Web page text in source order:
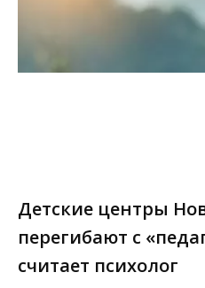
Детские центры
перегибают с
считает психолог